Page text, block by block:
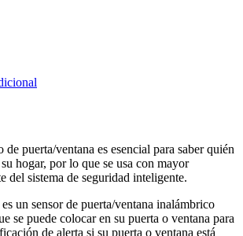
puerta/ventana es esencial para saber quién
hogar, por lo que se usa con mayor
del sistema de seguridad inteligente.
un sensor de puerta/ventana inalámbrico
se puede colocar en su puerta o ventana para
de alerta si su puerta o ventana está